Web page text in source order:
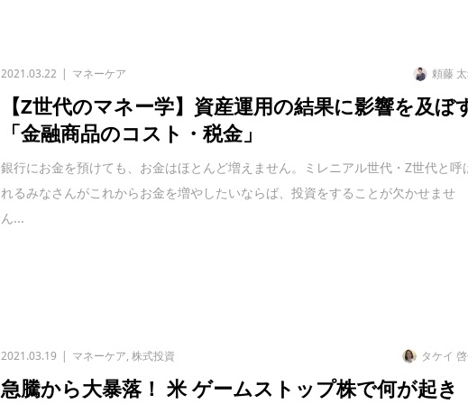
2021.03.22 マネーケア 頼藤
【Z世代のマネー学】資産運用の結果に影響を及ぼ
「金融商品のコスト・税金」
銀行にお金を預けても、お金はほとんど増えません。ミレニアル世代・Z世代と呼
れるみなさんがこれからお金を増やしたいならば、投資をすることが欠かせませ
ん...
2021.03.19 マネーケア,株式投資 タケイ
急騰から大暴落！ 米 ゲームストップ株で何が起き